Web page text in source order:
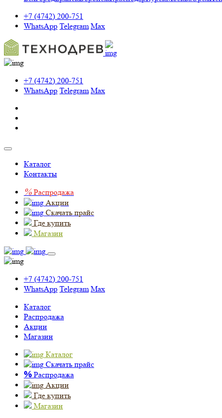
+7 (4742) 200-751
WhatsApp Telegram Max
+7 (4742) 200-751
WhatsApp Telegram Max
Каталог
Контакты
% Распродажа
Акции
Скачать прайс
Где купить
Магазин
+7 (4742) 200-751
WhatsApp Telegram Max
Каталог
Распродажа
Акции
Магазин
Каталог
Скачать прайс
% Распродажа
Акции
Где купить
Магазин